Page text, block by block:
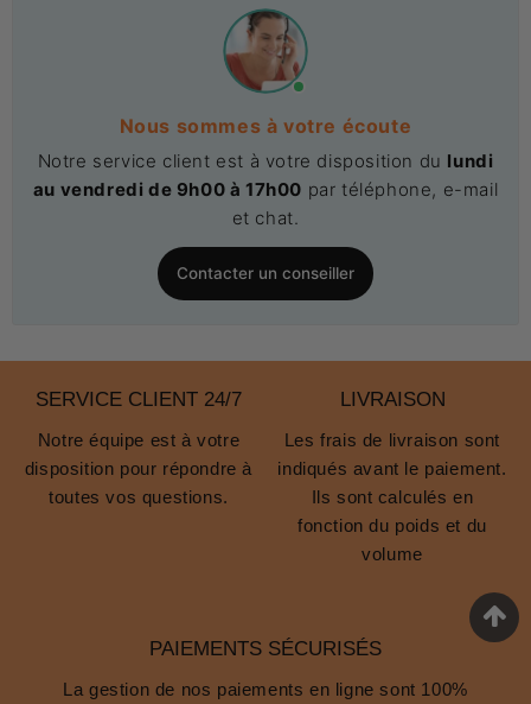
Nous sommes à votre écoute
Notre service client est à votre disposition du lundi
au vendredi de 9h00 à 17h00 par téléphone, e-mail
et chat.
Contacter un conseiller
SERVICE CLIENT 24/7
Notre équipe est à votre
disposition pour répondre à
toutes vos questions.
LIVRAISON
Les frais de livraison sont
indiqués avant le paiement.
Ils sont calculés en
fonction du poids et du
volume
PAIEMENTS SÉCURISÉS
La gestion de nos paiements en ligne sont 100%